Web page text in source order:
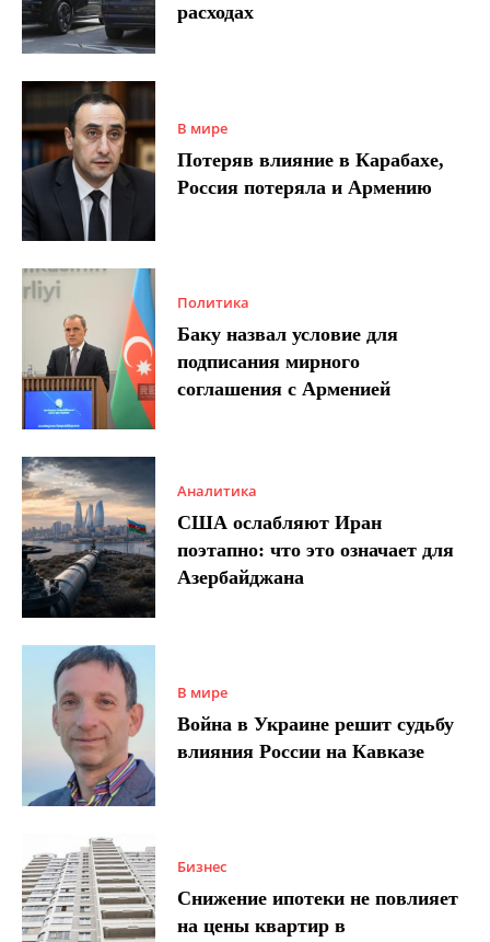
расходах
В мире
Потеряв влияние в Карабахе,
Россия потеряла и Армению
Политика
Баку назвал условие для
подписания мирного
соглашения с Арменией
Аналитика
США ослабляют Иран
поэтапно: что это означает для
Азербайджана
В мире
Война в Украине решит судьбу
влияния России на Кавказе
Бизнес
Снижение ипотеки не повлияет
на цены квартир в